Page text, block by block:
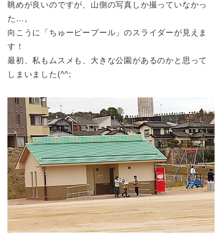
眺めが良いのですが、山側の写真しか撮っていなかっ
た…。
向こうに「ちゅーピープール」のスライダーが見えま
す！
最初、私もムスメも、大きな公園があるのかと思って
しまいました(^^;